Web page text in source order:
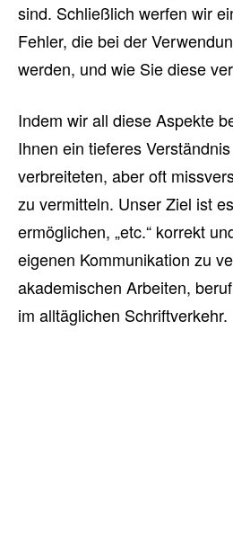
sind. Schließlich werfen wir
Fehler, die bei der
werden, und wie Sie diese
Indem wir all diese Aspekte
Ihnen ein tieferes
verbreiteten, aber oft
zu vermitteln. Unser Ziel ist
ermöglichen, „etc.“ korrekt
eigenen Kommunikation zu
akademischen Arbeiten,
im alltäglichen Schriftverkehr.